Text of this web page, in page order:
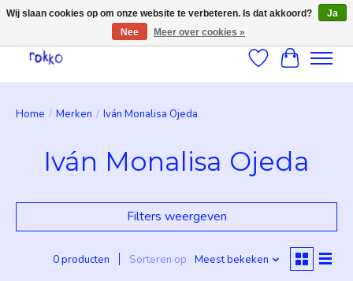
Verlanglijst
Home / Merken / Iván Monalisa Ojeda
Iván Monalisa Ojeda
Filters weergeven
0 producten Sorteren op Meest bekeken
Wij slaan cookies op om onze website te verbeteren. Is dat akkoord?
Ja
Nee
Meer over cookies »